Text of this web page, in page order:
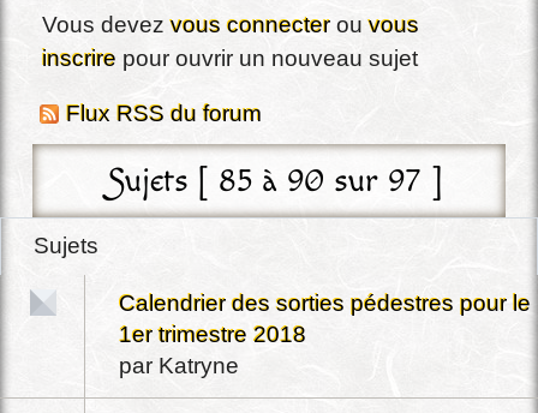
Inscription
Connexion
Vous devezvous connecterouvous
inscrire pour ouvrir un nouveau sujet
Flux RSS du forum
Sujets [ 85 à 90 sur 97 ]
Sujets
Calendrier des sorties pédestres pour le
1er trimestre 2018
par Katryne